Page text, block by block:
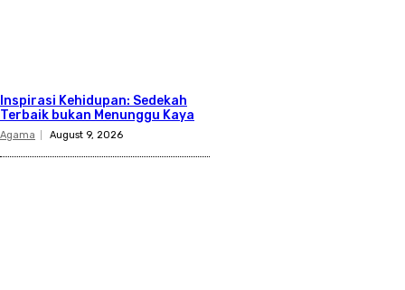
Inspirasi Kehidupan: Sedekah
Terbaik bukan Menunggu Kaya
Agama August 9, 2026